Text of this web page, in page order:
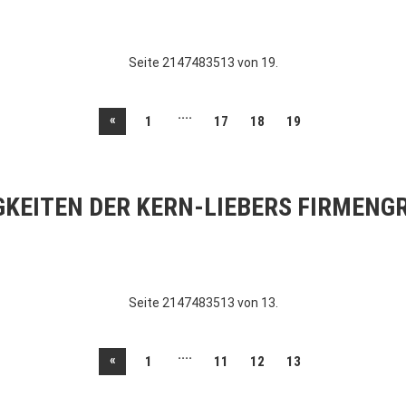
Seite 2147483513 von 19.
« 1 .... 17 18 19
DER KERN-LIEBERS
Seite 2147483513 von 13.
« 1 .... 11 12 13